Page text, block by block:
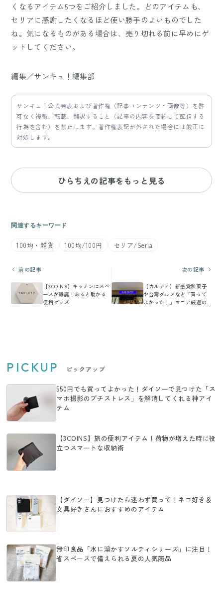
くなるアイテム5つをご紹介しました。どのアイテムも、
セリアに感謝したくなるほど使い勝手のよいものでした
ね。気になるものがある場合は、売り切れる前に早めにゲ
ットしてください。
編集／サンキュ！編集部
サンキュ！公式発表および著作権（記事コンテンツ・画像等）を許
可なく複製、転載、翻訳すること（記事の内容を要約して配信する
行為を含む）を禁止します。著作権表記が外された場合には厳正に
対処します。
ひらちえの記事をもっと見る
関連するキーワード
100均・雑貨 100均/100円 セリア/Seria
前の記事
【3COINS】キッチンにスペ
ースが爆誕！あると助かる
便利グッズ
次の記事
【カルディ】新感覚和菓子
や台湾グルメなど「買って
よかった！」マニア厳選の
PICKUP ピックアップ
550円でも買ってよかった！ダイソーで見つけた「ス
マホ撮影のプチストレス」を解消してくれる神アイ
テム
【3COINS】旅の便利アイテム！荷物が増えた時に役
立つスマートな収納術
【ダイソー】見つけたら迷わず買って！ネコ好き＆
文具好きさんにおすすめのアイテム
無印良品「水に溶かすソルティシリーズ」に注目！
省スペースで備えられる夏の人気商品